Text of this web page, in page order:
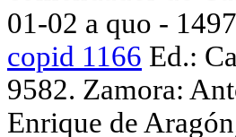
01-02 a quo -
copid 1166 Ed.:
9582. Zamora:
Enrique de